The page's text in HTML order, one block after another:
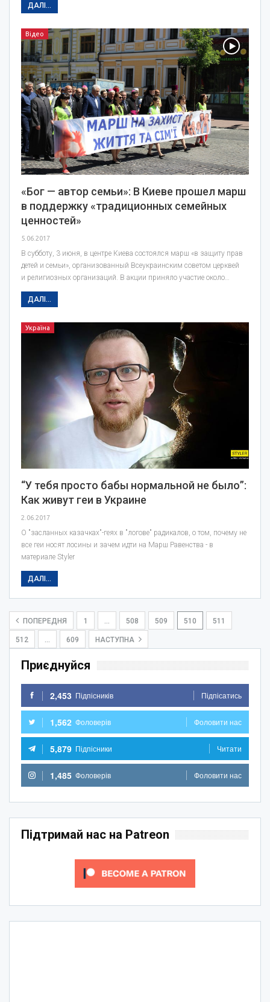
ДАЛІ...
Відео
«Бог — автор семьи»: В Киеве прошел марш
в поддержку «традиционных семейных
ценностей»
5.06.2017
В субботу, 3 июня, в центре Киева состоялся марш «в защиту прав
детей и семьи», организованный Всеукраинским советом церквей
и религиозных организаций. В акции приняло участие около…
ДАЛІ...
Україна
“У тебя просто бабы нормальной не было”:
Как живут геи в Украине
2.06.2017
О "засланных казачках"-геях в "логове" радикалов, о том, почему не
все геи носят лосины и зачем идти на Марш Равенства - в
материале Styler
ДАЛІ...
ПОПЕРЕДНЯ 1 508 509 510 511
512 609 НАСТУПНА
Приєднуйся
2,453 Підпісників Підпісатись
1,562 Фоловерів Фоловити нас
5,879 Підпісники Читати
1,485 Фоловерів Фоловити нас
Підтримай нас на Patreon